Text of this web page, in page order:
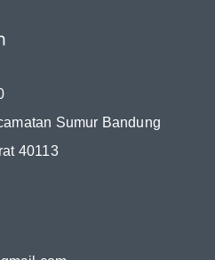
Sumur Bandung
40113